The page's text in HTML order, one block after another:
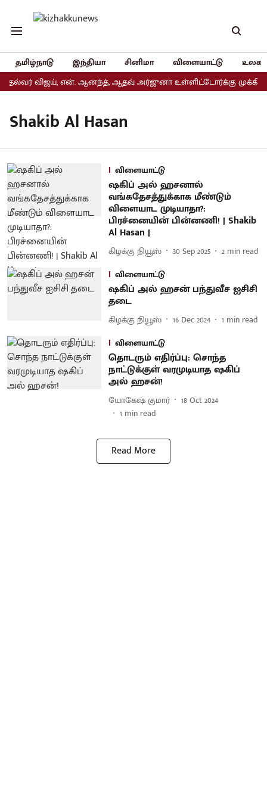
தமிழ்நாடு இந்தியா சினிமா விளையாட்டு
விஜய், என். ஆனந்த், ஆதவ் அர்ஜுனா உள்ளிட்டோர்க்கு முக்கிய
Shakib Al Hasan
விளையாட்டு
ஷகிப் அல் ஹசனால்
வங்கதேசத்துக்காக மீண்டும்
விளையாட முடியாதா?:
பிரச்னையின் பின்னணி! | Shakib
Al Hasan |
கிழக்கு நியூஸ் 30 Sep 2025 2 min read
விளையாட்டு
ஷகிப் அல் ஹசன் பந்துவீச ஐசிசி
தடை
கிழக்கு நியூஸ் 16 Dec 2024 1 min read
விளையாட்டு
தொடரும் எதிர்ப்பு: சொந்த
நாட்டுக்குள் வரமுடியாத ஷகிப்
அல் ஹசன்!
யோகேஷ் குமார்
18 Oct 2024
1 min read
Read More